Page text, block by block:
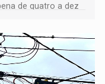
de quatro a dez